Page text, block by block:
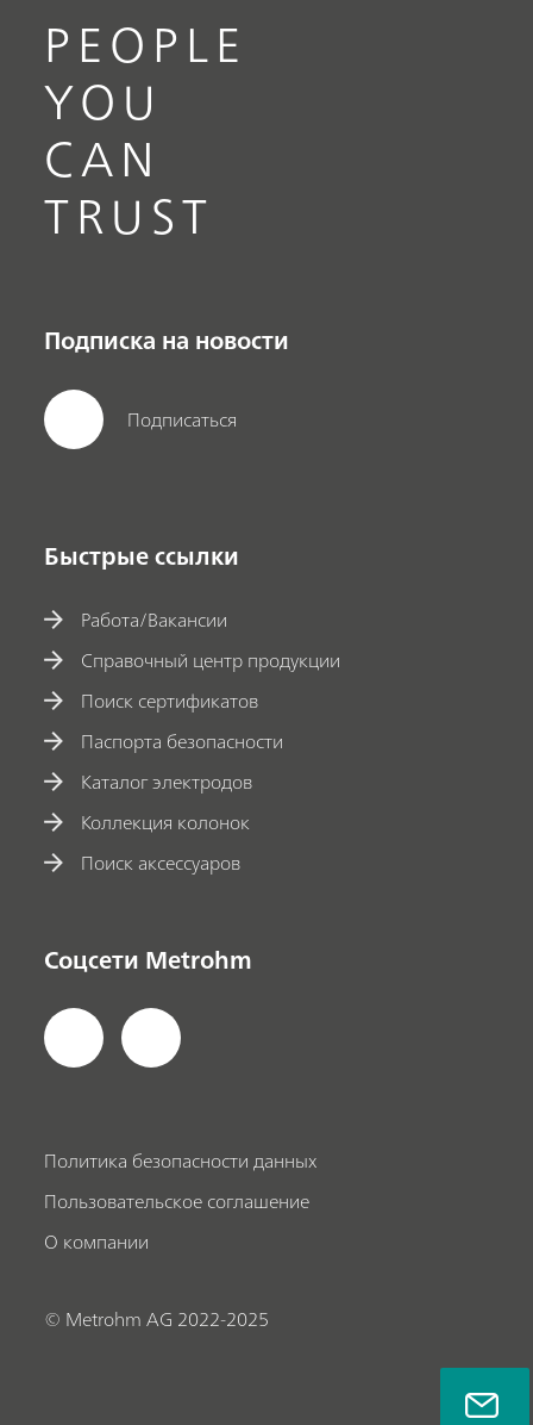
PEOPLE
YOU
CAN
TRUST
Подписка на новости
Подписаться
Быстрые ссылки
Работа/Вакансии
Справочный центр продукции
Поиск сертификатов
Паспорта безопасности
Каталог электродов
Коллекция колонок
Поиск аксессуаров
Соцсети Metrohm
Политика безопасности данных
Пользовательское соглашение
О компании
© Metrohm AG 2022-2025